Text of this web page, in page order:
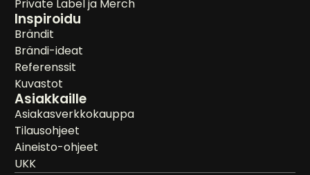
Private Label ja Merch
Inspiroidu
Brändit
Brändi-ideat
Referenssit
Kuvastot
Asiakkaille
Asiakasverkkokauppa
Tilausohjeet
Aineisto-ohjeet
UKK